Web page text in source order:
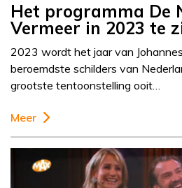
Het programma De
Vermeer in 2023 te
2023 wordt het jaar van
beroemdste schilders van
grootste tentoonstelling ooit…
Meer